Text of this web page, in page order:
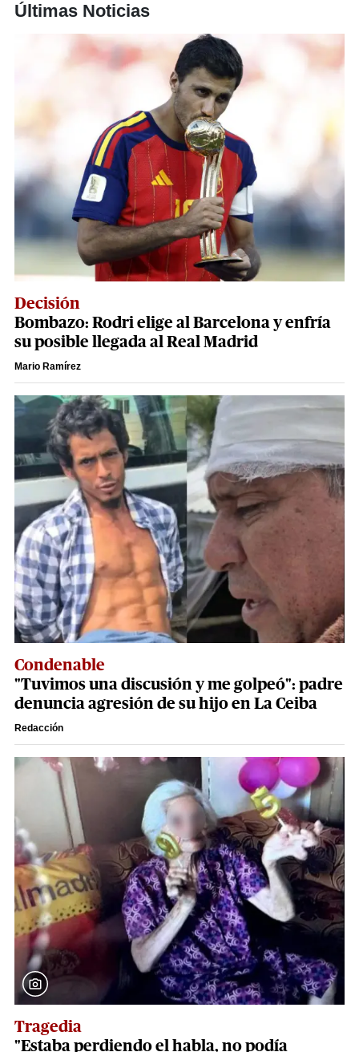
Últimas Noticias
Decisión
Bombazo: Rodri elige al Barcelona y enfría
su posible llegada al Real Madrid
Mario Ramírez
Condenable
"Tuvimos una discusión y me golpeó": padre
denuncia agresión de su hijo en La Ceiba
Redacción
Tragedia
"Estaba perdiendo el habla, no podía